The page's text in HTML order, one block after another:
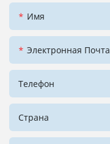
Имя
Электронная Почта
Телефон
Страна